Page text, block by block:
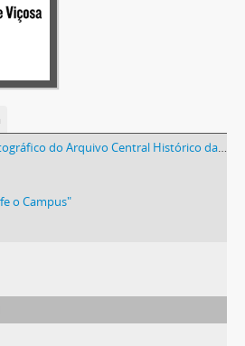
do Arquivo Central Histórico da UFV
o Campus"